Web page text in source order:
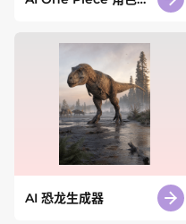
AI 恐龙生成器